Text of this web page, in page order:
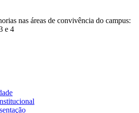
nas áreas de convivência do campus:
e 4